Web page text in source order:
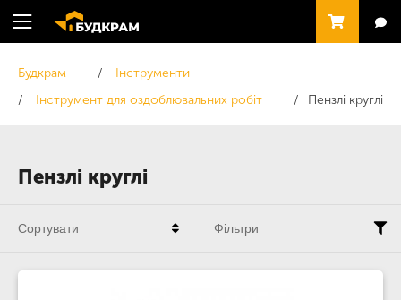
Пензлі круглі
Будкрам
Інструменти
Інструмент для оздоблювальних робіт
Пензлі круглі
Сортувати Фільтри